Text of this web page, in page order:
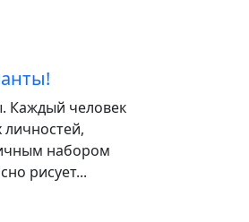
Каждый человек
личностей,
набором
рисует...